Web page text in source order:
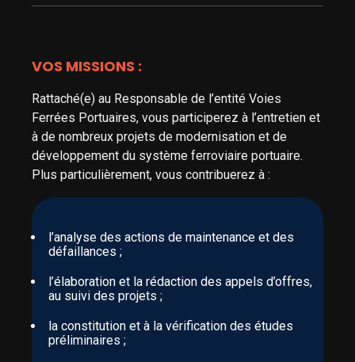
VOS MISSIONS :
Rattaché(e) au Responsable de l’entité Voies
Ferrées Portuaires, vous participerez à l’entretien et
à de nombreux projets de modernisation et de
développement du système ferroviaire portuaire.
Plus particulièrement, vous contribuerez à :
l’analyse des actions de maintenance et des
défaillances ;
l’élaboration et la rédaction des appels d’offres,
au suivi des projets ;
la constitution et à la vérification des études
préliminaires ;